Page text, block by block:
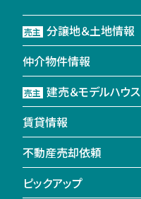
売主 分譲地＆土地情報
仲介物件情報
売主 建売＆モデルハウス
賃貸情報
不動産売却依頼
ピックアップ